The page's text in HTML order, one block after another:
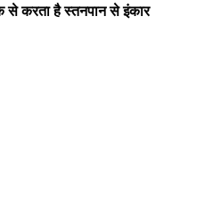
से करता है स्तनपान से इंकार